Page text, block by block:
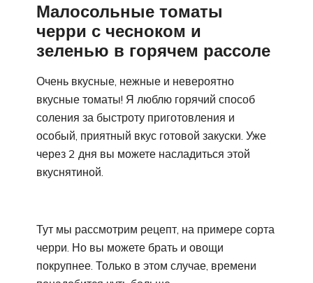
Малосольные томаты
черри с чесноком и
зеленью в горячем рассоле
Очень вкусные, нежные и невероятно
вкусные томаты! Я люблю горячий способ
соления за быстроту приготовления и
особый, приятный вкус готовой закуски. Уже
через 2 дня вы можете насладиться этой
вкуснятиной.
Тут мы рассмотрим рецепт, на примере сорта
черри. Но вы можете брать и овощи
покрупнее. Только в этом случае, времени